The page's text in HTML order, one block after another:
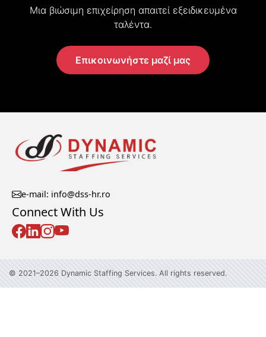
Μια βιώσιμη επιχείρηση απαιτεί εξειδικευμένα
ταλέντα.
Επικοινωνήστε μαζί μας
e-mail: info@dss-hr.ro
Connect With Us
© 2021–2026 Dynamic Staffing Services. All rights reserved.